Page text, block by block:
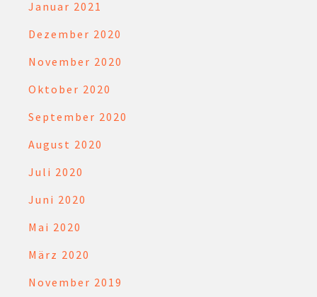
Januar 2021
Dezember 2020
November 2020
Oktober 2020
September 2020
August 2020
Juli 2020
Juni 2020
Mai 2020
März 2020
November 2019